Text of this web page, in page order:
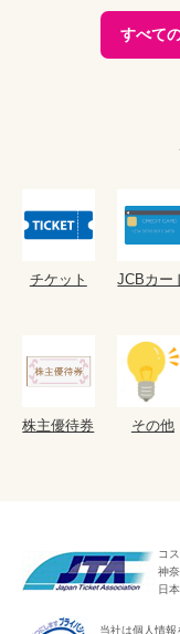
すべて
チケット JCBカー
株主優待券 その他
コ
神
日
当社は個人情